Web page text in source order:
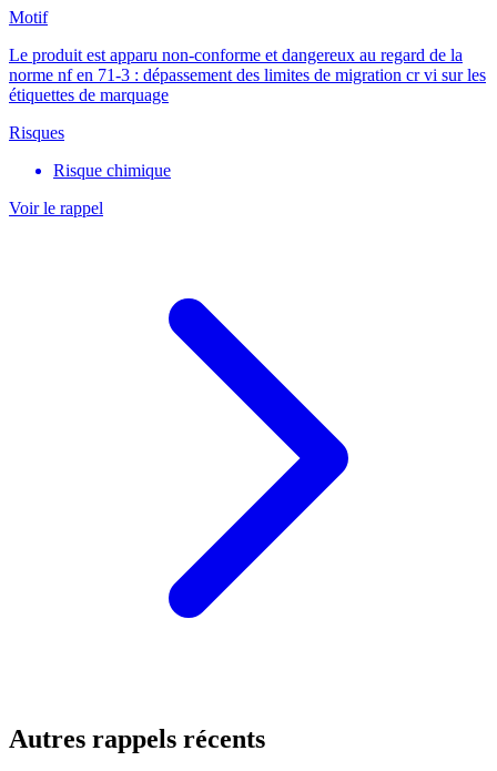
Motif
Le produit est apparu non-conforme et dangereux au regard de la
norme nf en 71-3 : dépassement des limites de migration cr vi sur les
étiquettes de marquage
Risques
Risque chimique
Voir le rappel
Autres rappels récents